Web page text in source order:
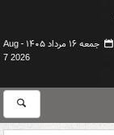
جمعه ۱۶ مرداد ۱۴۰۵ -
Aug
7 2026